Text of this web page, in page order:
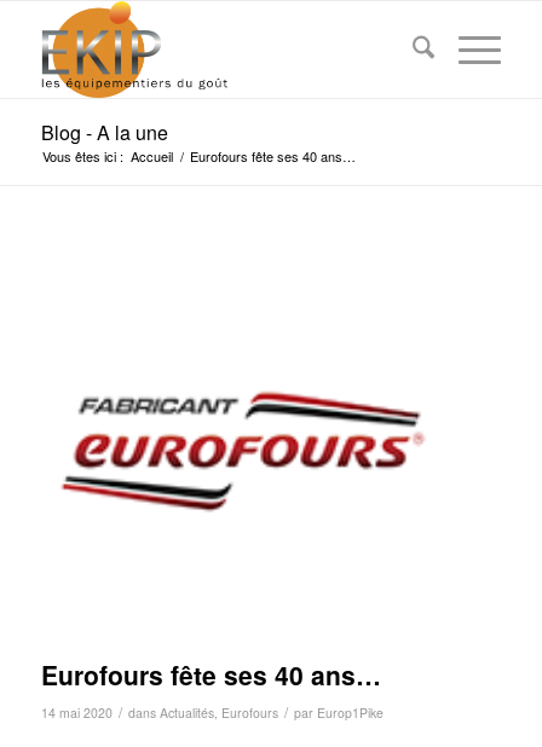
Blog - A la une
Vous êtes ici : Accueil / Eurofours fête ses 40 ans…
Eurofours fête ses 40 ans…
14 mai 2020 / dans Actualités, Eurofours / par Europ1Pike